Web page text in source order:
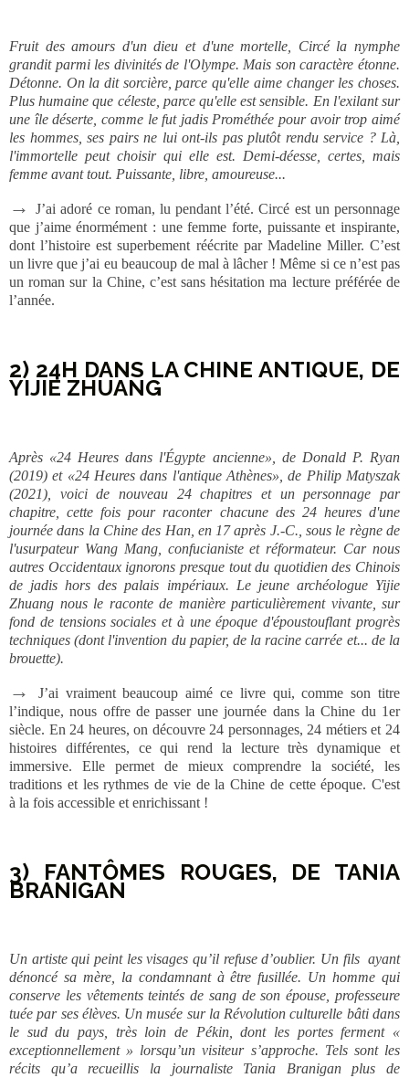
Fruit des amours d'un dieu et d'une mortelle, Circé la nymphe
grandit parmi les divinités de l'Olympe. Mais son caractère étonne.
Détonne. On la dit sorcière, parce qu'elle aime changer les choses.
Plus humaine que céleste, parce qu'elle est sensible. En l'exilant sur
une île déserte, comme le fut jadis Prométhée pour avoir trop aimé
les hommes, ses pairs ne lui ont-ils pas plutôt rendu service ? Là,
l'immortelle peut choisir qui elle est. Demi-déesse, certes, mais
femme avant tout. Puissante, libre, amoureuse...
→J’ai adoré ce roman, lu pendant l’été. Circé est un personnage
que j’aime énormément : une femme forte, puissante et inspirante,
dont l’histoire est superbement réécrite par Madeline Miller. C’est
un livre que j’ai eu beaucoup de mal à lâcher ! Même si ce n’est pas
un roman sur la Chine, c’est sans hésitation ma lecture préférée de
l’année.
2) 24H DANS LA CHINE ANTIQUE, DE
YIJIE ZHUANG
Après «24 Heures dans l'Égypte ancienne», de Donald P. Ryan
(2019) et «24 Heures dans l'antique Athènes», de Philip Matyszak
(2021), voici de nouveau 24 chapitres et un personnage par
chapitre, cette fois pour raconter chacune des 24 heures d'une
journée dans la Chine des Han, en 17 après J.-C., sous le règne de
l'usurpateur Wang Mang, confucianiste et réformateur. Car nous
autres Occidentaux ignorons presque tout du quotidien des Chinois
de jadis hors des palais impériaux. Le jeune archéologue Yijie
Zhuang nous le raconte de manière particulièrement vivante, sur
fond de tensions sociales et à une époque d'époustouflant progrès
techniques (dont l'invention du papier, de la racine carrée et... de la
brouette).
→
J’ai vraiment beaucoup aimé ce livre qui, comme son titre
l’indique, nous offre de passer une journée dans la Chine du 1er
siècle. En 24 heures, on découvre 24 personnages, 24 métiers et 24
histoires différentes, ce qui rend la lecture très dynamique et
immersive. Elle permet de mieux comprendre la société, les
traditions et les rythmes de vie de la Chine de cette époque. C'est
à la fois accessible et enrichissant !
3) FANTÔMES ROUGES, DE TANIA
BRANIGAN
Un artiste qui peint les visages qu’il refuse d’oublier. Un fils ayant
dénoncé sa mère, la condamnant à être fusillée. Un homme qui
conserve les vêtements teintés de sang de son épouse, professeure
tuée par ses élèves. Un musée sur la Révolution culturelle bâti dans
le sud du pays, très loin de Pékin, dont les portes ferment «
exceptionnellement » lorsqu’un visiteur s’approche. Tels sont les
récits qu’a recueillis la journaliste Tania Branigan plus de